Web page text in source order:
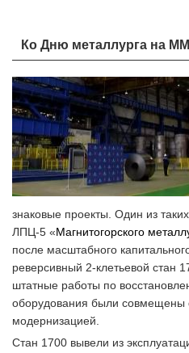
Ко Дню металлурга на
знаковые проекты. Один из
ЛПЦ-5 «Магнитогорского
после масштабного
реверсивный 2-клетьевой стан
штатные работы по
оборудования были совмещены
модернизацией.
Стан 1700 вывели из